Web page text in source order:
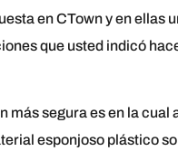
en CTown y en ellas
que usted indicó
segura es en la cual
esponjoso plástico